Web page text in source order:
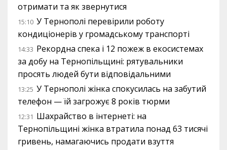
отримати та як звернутися
15:10 У Тернополі перевірили роботу
кондиціонерів у громадському транспорті
14:33 Рекордна спека і 12 пожеж в екосистемах
за добу на Тернопільщині: рятувальники
просять людей бути відповідальними
13:25 У Тернополі жінка спокусилась на забутий
телефон — їй загрожує 8 років тюрми
12:31 Шахрайство в інтернеті: на
Тернопільщині жінка втратила понад 63 тисячі
гривень, намагаючись продати взуття